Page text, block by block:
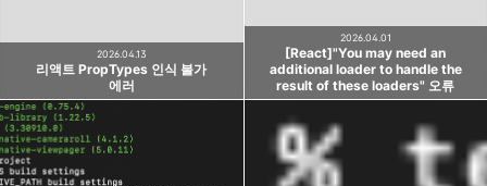
밴드
리액트 PropTypes 인식 불가
에러
2026.04.13
[React]"You may need an
additional loader to handle the
result of these loaders" 오류
2026.04.01